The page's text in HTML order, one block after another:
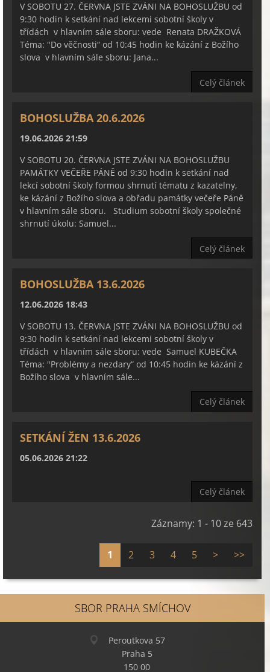
V SOBOTU 27. ČERVNA JSTE ZVÁNI NA BOHOSLUŽBU od
9:30 hodin k setkání nad lekcemi sobotní školy v
třídách v hlavním sále sboru: vede Renata DRAŽKOVÁ
Téma: "Do věčnosti“ od 10:45 hodin ke kázání z Božího
slova v hlavním sále sboru: Jana...
Celý článek
BOHOSLUŽBA 20.6.2026
19.06.2026 21:59
V SOBOTU 20. ČERVNA JSTE ZVÁNI NA BOHOSLUŽBU
PAMÁTKY VEČEŘE PÁNĚ od 9:30 hodin k setkání nad
lekcí sobotní školy formou shrnutí tématu z kazatelny,
ke kázání z Božího slova a obřadu památky večeře Páně
v hlavním sále sboru. Studium sobotní školy společné
shrnutí úkolu: Samuel...
Celý článek
BOHOSLUŽBA 13.6.2026
12.06.2026 18:43
V SOBOTU 13. ČERVNA JSTE ZVÁNI NA BOHOSLUŽBU od
9:30 hodin k setkání nad lekcemi sobotní školy v
třídách v hlavním sále sboru: vede Samuel KUBEČKA
Téma: "Problémy a nezdary“ od 10:45 hodin ke kázání z
Božího slova v hlavním sále...
Celý článek
SETKÁNÍ ŽEN 13.6.2026
05.06.2026 21:22
Celý článek
Záznamy: 1 - 10 ze 643
1 2 3 4 5 > >>
SBOR PRAHA SMÍCHOV
Peroutkova 57
Praha 5
150 00